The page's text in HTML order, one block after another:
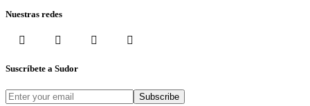
Nuestras redes
Suscríbete a Sudor
Subscribe